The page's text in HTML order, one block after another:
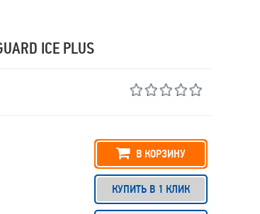
ICE PLUS
В КОРЗИНУ
КУПИТЬ В 1 КЛИК